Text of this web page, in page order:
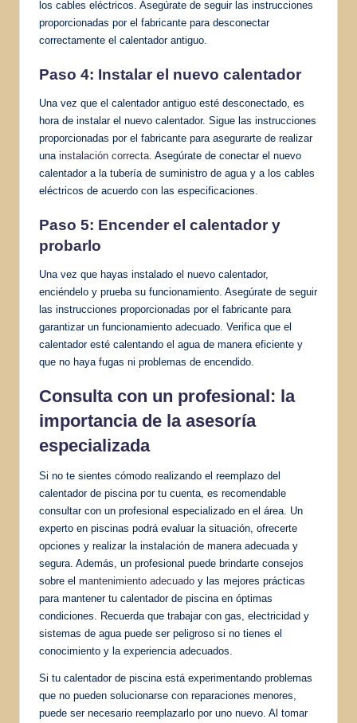
los cables eléctricos. Asegúrate de seguir las instrucciones
proporcionadas por el fabricante para desconectar
correctamente el calentador antiguo.
Paso 4: Instalar el nuevo calentador
Una vez que el calentador antiguo esté desconectado, es
hora de instalar el nuevo calentador. Sigue las instrucciones
proporcionadas por el fabricante para asegurarte de realizar
una instalación correcta. Asegúrate de conectar el nuevo
calentador a la tubería de suministro de agua y a los cables
eléctricos de acuerdo con las especificaciones.
Paso 5: Encender el calentador y
probarlo
Una vez que hayas instalado el nuevo calentador,
enciéndelo y prueba su funcionamiento. Asegúrate de seguir
las instrucciones proporcionadas por el fabricante para
garantizar un funcionamiento adecuado. Verifica que el
calentador esté calentando el agua de manera eficiente y
que no haya fugas ni problemas de encendido.
Consulta con un profesional: la
importancia de la asesoría
especializada
Si no te sientes cómodo realizando el reemplazo del
calentador de piscina por tu cuenta, es recomendable
consultar con un profesional especializado en el área. Un
experto en piscinas podrá evaluar la situación, ofrecerte
opciones y realizar la instalación de manera adecuada y
segura. Además, un profesional puede brindarte consejos
sobre el mantenimiento adecuado y las mejores prácticas
para mantener tu calentador de piscina en óptimas
condiciones. Recuerda que trabajar con gas, electricidad y
sistemas de agua puede ser peligroso si no tienes el
conocimiento y la experiencia adecuados.
Si tu calentador de piscina está experimentando problemas
que no pueden solucionarse con reparaciones menores,
puede ser necesario reemplazarlo por uno nuevo. Al tomar